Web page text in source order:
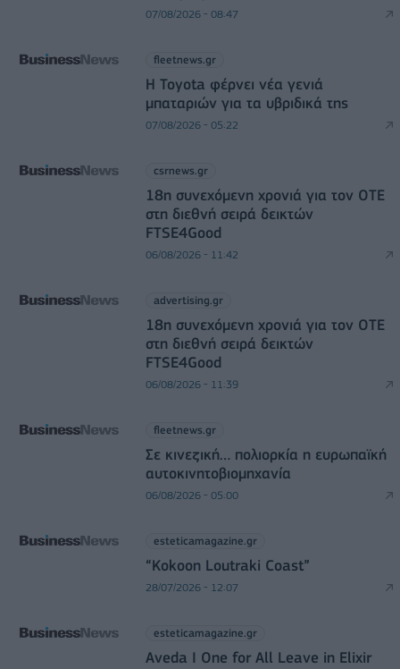
07/08/2026 - 08:47
fleetnews.gr
Η Toyota φέρνει νέα γενιά
μπαταριών για τα υβριδικά της
07/08/2026 - 05:22
csrnews.gr
18η συνεχόμενη χρονιά για τον ΟΤΕ
στη διεθνή σειρά δεικτών
FTSE4Good
06/08/2026 - 11:42
advertising.gr
18η συνεχόμενη χρονιά για τον ΟΤΕ
στη διεθνή σειρά δεικτών
FTSE4Good
06/08/2026 - 11:39
fleetnews.gr
Σε κινεζική… πολιορκία η ευρωπαϊκή
αυτοκινητοβιομηχανία
06/08/2026 - 05:00
esteticamagazine.gr
“Kokoon Loutraki Coast”
28/07/2026 - 12:07
esteticamagazine.gr
Aveda I One for All Leave in Elixir